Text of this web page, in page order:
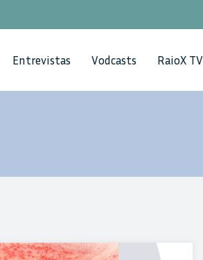
Entrevistas Vodcasts RaioX TV